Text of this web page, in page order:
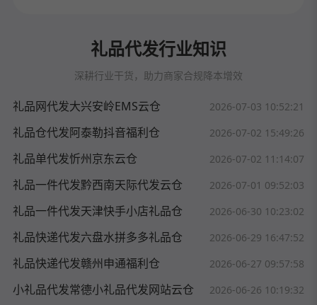
礼品代发行业知识
深耕行业干货，助力商家合规降本增效
礼品网代发大兴安岭EMS云仓 2026-07-03 10:52:21
礼品仓代发阿泰勒抖音福利仓 2026-07-02 15:49:26
礼品单代发忻州京东云仓 2026-07-02 11:14:07
礼品一件代发黔西南天际代发云仓 2026-07-01 09:52:03
礼品一件代发天津快手小店礼品仓 2026-06-30 10:23:02
礼品快递代发六盘水拼多多礼品仓 2026-06-29 16:47:52
礼品快递代发赣州申通福利仓 2026-06-27 09:57:58
小礼品代发常德小礼品代发网站云仓 2026-06-26 10:19:32